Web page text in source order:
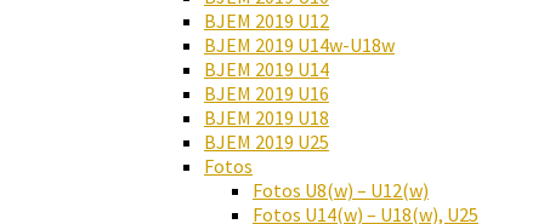
BJEM 2019 U12
BJEM 2019 U14w-U18w
BJEM 2019 U14
BJEM 2019 U16
BJEM 2019 U18
BJEM 2019 U25
Fotos
Fotos U8(w) – U12(w)
Fotos U14(w) – U18(w), U25